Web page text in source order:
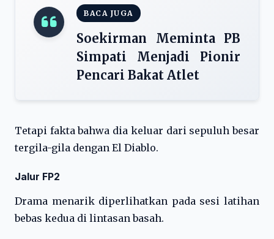
BACA JUGA
Soekirman Meminta PB
Simpati Menjadi Pionir
Pencari Bakat Atlet
Tetapi fakta bahwa dia keluar dari sepuluh besar
tergila-gila dengan El Diablo.
Jalur FP2
Drama menarik diperlihatkan pada sesi latihan
bebas kedua di lintasan basah.